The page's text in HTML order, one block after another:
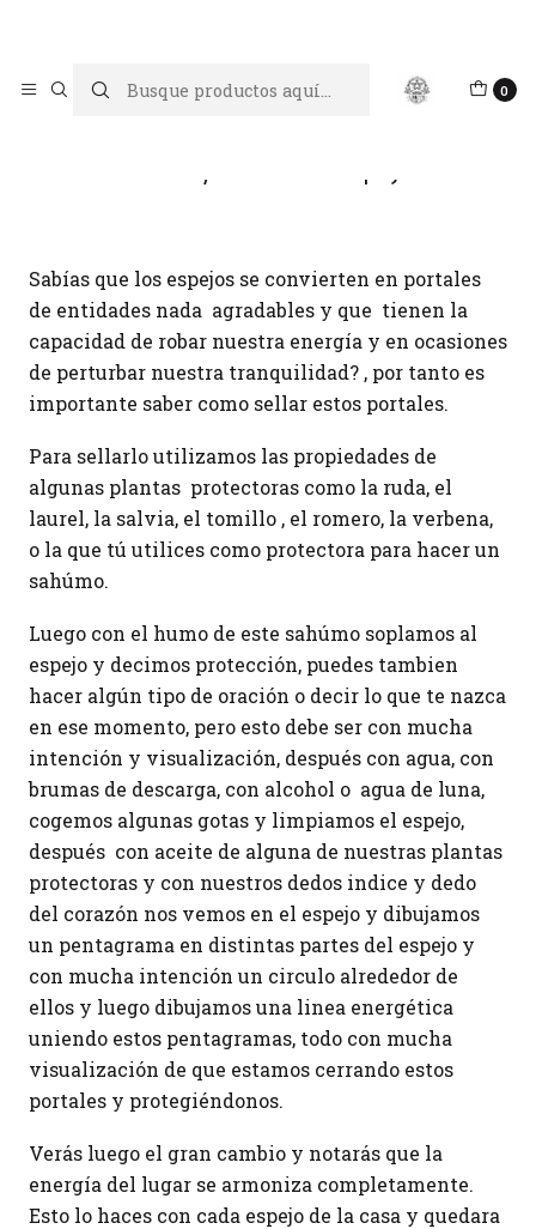
0
Inicio Blog Sellar y cerrar un espejo
Sabías que los espejos se convierten en portales
de entidades nada agradables y que tienen la
capacidad de robar nuestra energía y en ocasiones
de perturbar nuestra tranquilidad? , por tanto es
importante saber como sellar estos portales.
Para sellarlo utilizamos las propiedades de
algunas plantas protectoras como la ruda, el
laurel, la salvia, el tomillo , el romero, la verbena,
o la que tú utilices como protectora para hacer un
sahúmo.
Luego con el humo de este sahúmo soplamos al
espejo y decimos protección, puedes tambien
hacer algún tipo de oración o decir lo que te nazca
en ese momento, pero esto debe ser con mucha
intención y visualización, después con agua, con
brumas de descarga, con alcohol o agua de luna,
cogemos algunas gotas y limpiamos el espejo,
después con aceite de alguna de nuestras plantas
protectoras y con nuestros dedos indice y dedo
del corazón nos vemos en el espejo y dibujamos
un pentagrama en distintas partes del espejo y
con mucha intención un circulo alrededor de
ellos y luego dibujamos una linea energética
uniendo estos pentagramas, todo con mucha
visualización de que estamos cerrando estos
portales y protegiéndonos.
Verás luego el gran cambio y notarás que la
energía del lugar se armoniza completamente.
Esto lo haces con cada espejo de la casa y quedara